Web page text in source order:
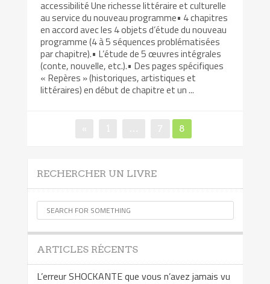
accessibilité Une richesse littéraire et culturelle
au service du nouveau programme• 4 chapitres
en accord avec les 4 objets d’étude du nouveau
programme (4 à 5 séquences problématisées
par chapitre).• L’étude de 5 œuvres intégrales
(conte, nouvelle, etc.).• Des pages spécifiques
« Repères » (historiques, artistiques et
littéraires) en début de chapitre et un ...
PagePage
8
RECHERCHER UN LIVRE
ARTICLES RÉCENTS
L’erreur SHOCKANTE que vous n’avez jamais vu